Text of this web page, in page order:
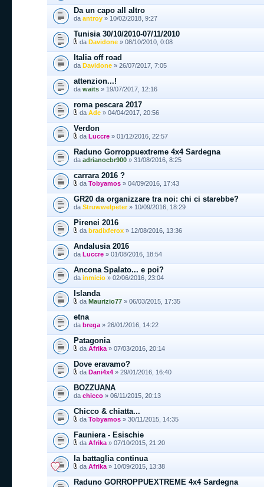
Da un capo all altro
da antroy » 10/02/2018, 9:27
Tunisia 30/10/2010-07/11/2010
da Davidone » 08/10/2010, 0:08
Italia off road
da Davidone » 26/07/2017, 7:05
attenzion...!
da waits » 19/07/2017, 12:16
roma pescara 2017
da Ade » 04/04/2017, 20:56
Verdon
da Luccre » 01/12/2016, 22:57
Raduno Gorroppuextreme 4x4 Sardegna
da adrianocbr900 » 31/08/2016, 8:25
carrara 2016 ?
da Tobyamos » 04/09/2016, 17:43
GR20 da organizzare tra noi: chi ci starebbe?
da Struwwelpeter» 10/09/2016, 18:29
Pirenei 2016
da bradixferox » 12/08/2016, 13:36
Andalusia 2016
da Luccre » 01/08/2016, 18:54
Ancona Spalato... e poi?
da inmicio » 02/06/2016, 23:04
Islanda
da Maurizio77 » 06/03/2015, 17:35
etna
da brega » 26/01/2016, 14:22
Patagonia
da Afrika » 07/03/2016, 20:14
Dove eravamo?
da Dani4x4 » 29/01/2016, 16:40
BOZZUANA
da chicco » 06/11/2015, 20:13
Chicco & chiatta...
da Tobyamos » 30/11/2015, 14:35
Fauniera - Esischie
da Afrika » 07/10/2015, 21:20
la battaglia continua
da Afrika » 10/09/2015, 13:38
Raduno GORROPPUEXTREME 4x4 Sardegna